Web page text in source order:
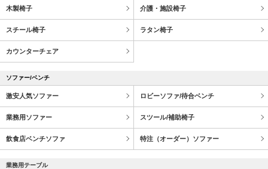
木製椅子 介護・施設椅子
スチール椅子 ラタン椅子
カウンターチェア
ソファー/ベンチ
激安人気ソファー ロビーソファ/待合ベンチ
業務用ソファー スツール/補助椅子
飲食店ベンチソファ 特注（オーダー）ソファー
業務用テーブル